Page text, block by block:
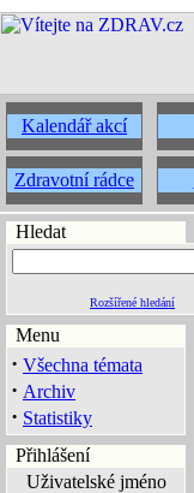
Kalendář akcí
Zdravotní rádce
Hledat
Rozšířené hledání
Menu
· Všechna témata
· Archiv
· Statistiky
Přihlášení
Uživatelské jméno